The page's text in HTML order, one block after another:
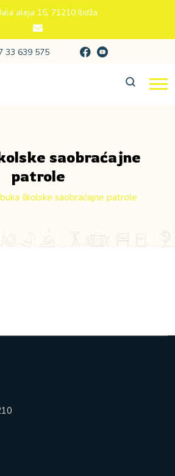
aleja 15, 71210 Ilidža
33 639 575
saobraćajne
patrole
školske saobraćajne patrole